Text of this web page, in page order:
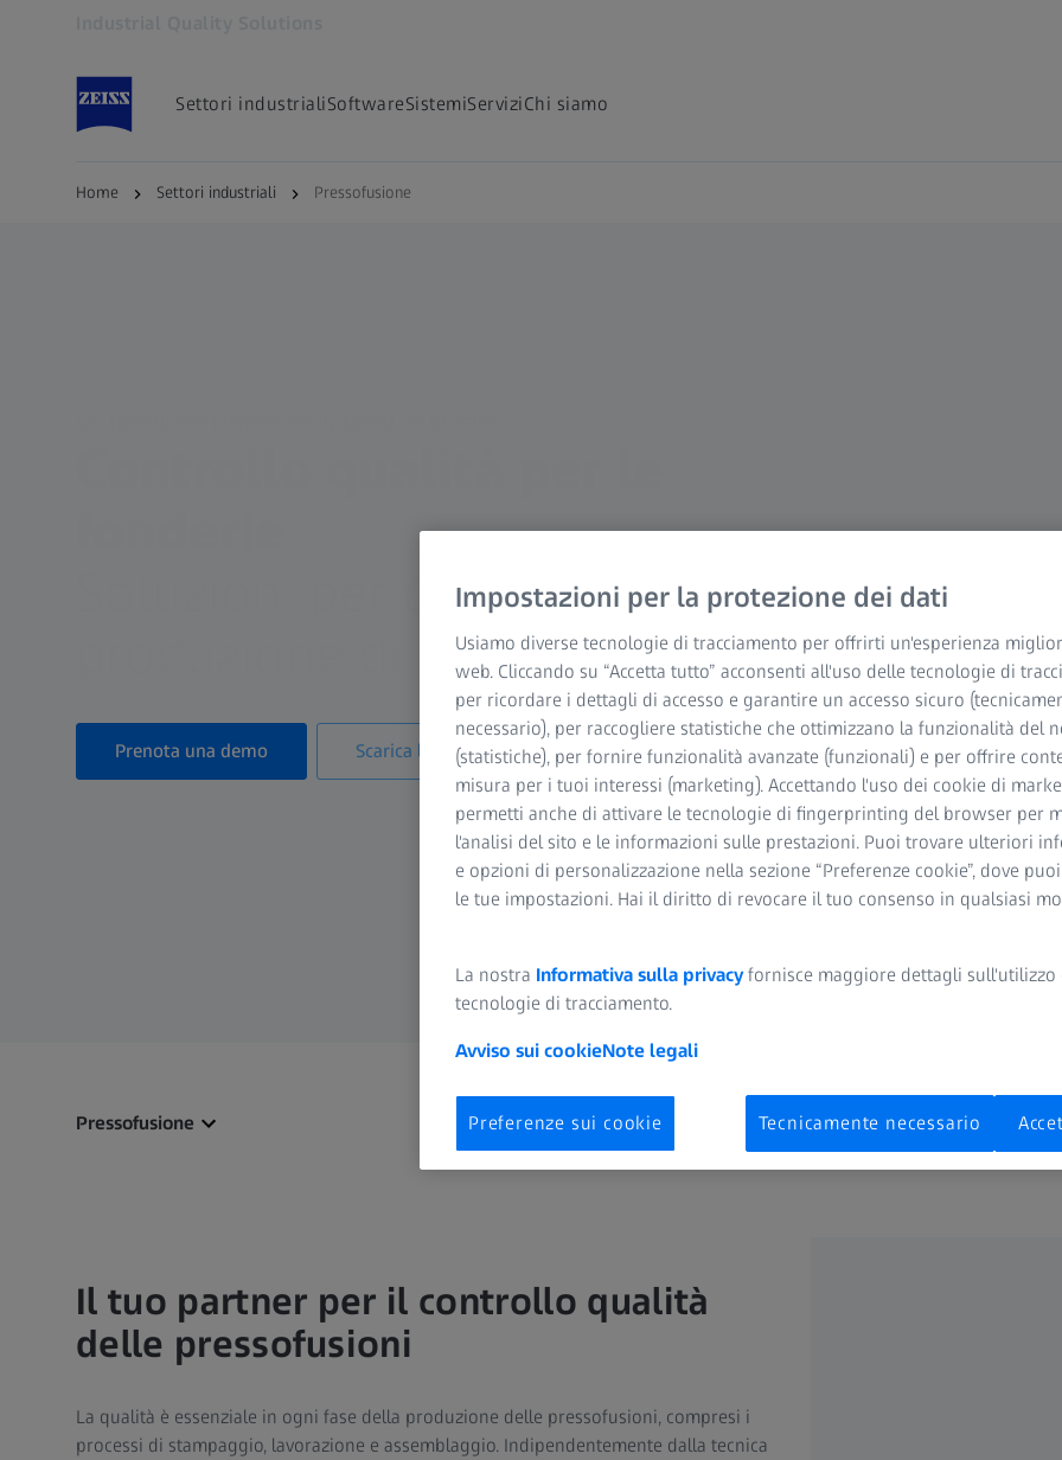
Settori industrialiSoftwareSistemiServiziChi siamo
Home Settori industriali Pressofusione
Soluzioni per ogni fase della
produzione di pressofusioni
Prenota una demo Scarica la brochure
Pressofusione
Il tuo partner per il controllo qualità
delle pressofusioni
La qualità è essenziale in ogni fase della produzione delle pressofusioni, compresi i
processi di stampaggio, lavorazione e assemblaggio. Indipendentemente dalla tecnica
Impostazioni per la protezione dei dati
Usiamo diverse tecnologie di tracciamento per offrirti un'esperienza
web. Cliccando su “Accetta tutto” acconsenti all'uso delle tecnologie di
per ricordare i dettagli di accesso e garantire un accesso sicuro
necessario), per raccogliere statistiche che ottimizzano la funzionalità del
(statistiche), per fornire funzionalità avanzate (funzionali) e per offrire
misura per i tuoi interessi (marketing). Accettando l'uso dei cookie di
permetti anche di attivare le tecnologie di fingerprinting del browser per
l'analisi del sito e le informazioni sulle prestazioni. Puoi trovare ulteriori
e opzioni di personalizzazione nella sezione “Preferenze cookie”, dove
le tue impostazioni. Hai il diritto di revocare il tuo consenso in qualsiasi
La nostra Informativa sulla privacyfornisce maggiore dettagli sull'utilizzo
tecnologie di tracciamento.
Avviso sui cookieNote legali
Preferenze sui cookie Tecnicamente necessario